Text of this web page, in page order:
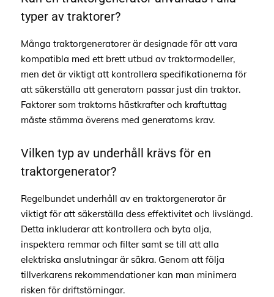
typer av traktorer?
Många traktorgeneratorer är designade för att vara
kompatibla med ett brett utbud av traktormodeller,
men det är viktigt att kontrollera specifikationerna för
att säkerställa att generatorn passar just din traktor.
Faktorer som traktorns hästkrafter och kraftuttag
måste stämma överens med generatorns krav.
Vilken typ av underhåll krävs för en
traktorgenerator?
Regelbundet underhåll av en traktorgenerator är
viktigt för att säkerställa dess effektivitet och livslängd.
Detta inkluderar att kontrollera och byta olja,
inspektera remmar och filter samt se till att alla
elektriska anslutningar är säkra. Genom att följa
tillverkarens rekommendationer kan man minimera
risken för driftstörningar.